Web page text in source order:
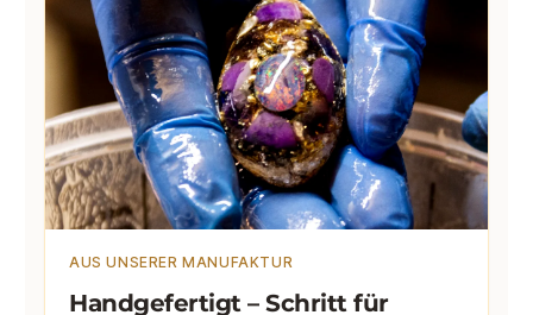
AUS UNSERER MANUFAKTUR
Handgefertigt – Schritt für